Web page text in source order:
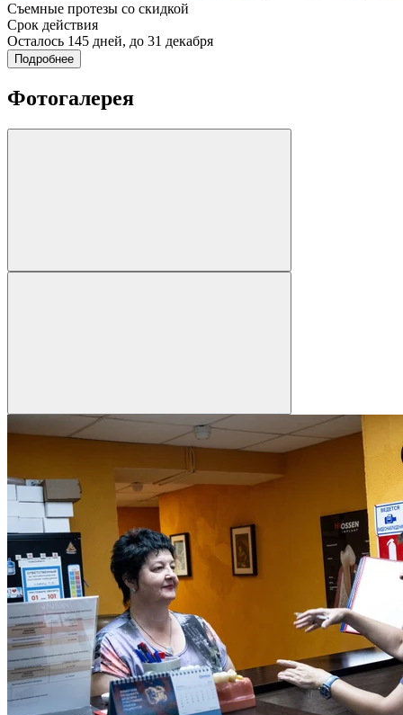
Съемные протезы со скидкой
Срок действия
Осталось 145 дней, до 31 декабря
Подробнее
Фотогалерея